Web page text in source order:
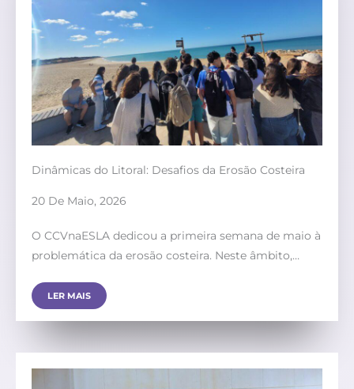
Dinâmicas do Litoral: Desafios da Erosão Costeira
20 De Maio, 2026
O CCVnaESLA dedicou a primeira semana de maio à
problemática da erosão costeira. Neste âmbito,…
LER MAIS